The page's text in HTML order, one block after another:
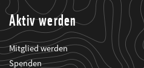
Aktiv werden
Mitglied werden
Spenden